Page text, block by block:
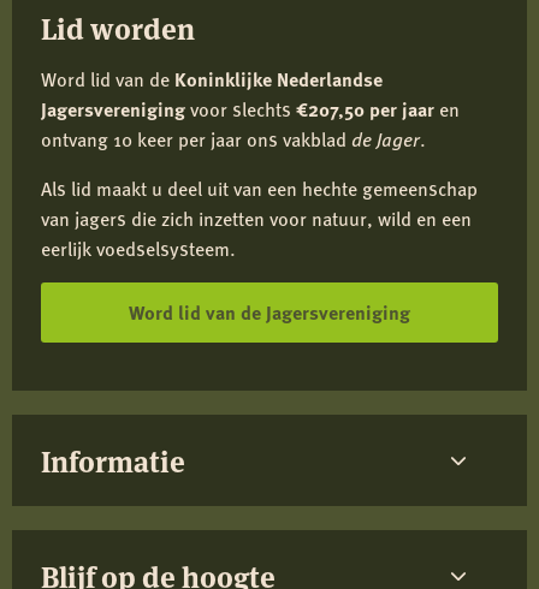
Informatie
Lid worden
Word lid van de Koninklijke Nederlandse
Jagersverenigingvoor slechts €207,50 per jaar en
ontvang 10 keer per jaar ons vakblad de Jager.
Als lid maakt u deel uit van een hechte gemeenschap
van jagers die zich inzetten voor natuur, wild en een
eerlijk voedselsysteem.
Word lid van de Jagersvereniging
Blijf op de hoogte